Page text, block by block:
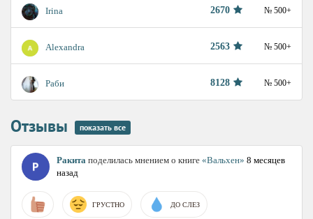
Irina 2670 № 500+
Alexandra 2563 № 500+
Раби 8128 № 500+
Отзывы показать все
Ракита поделилась мнением о книге «Вальхен» 8 месяцев
назад
ГРУСТНО ДО СЛЕЗ